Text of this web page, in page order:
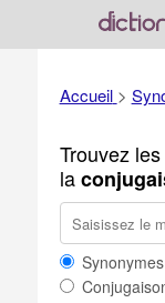
Accueil >
Trouvez les
la
Synonymes